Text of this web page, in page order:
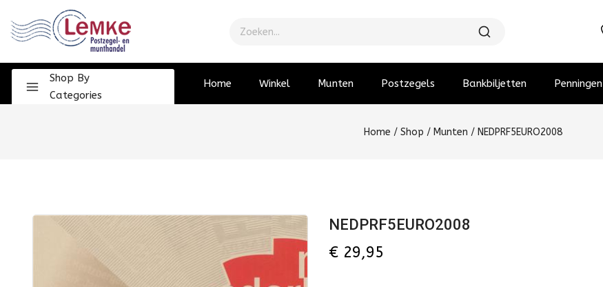
Shop By
Categories
Home Winkel Munten Postzegels Bankbiljetten Penningen
Home / Shop / Munten / NEDPRF5EURO2008
NEDPRF5EURO2008
€ 29,95